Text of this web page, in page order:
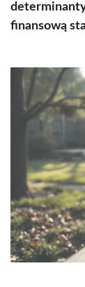
finansową